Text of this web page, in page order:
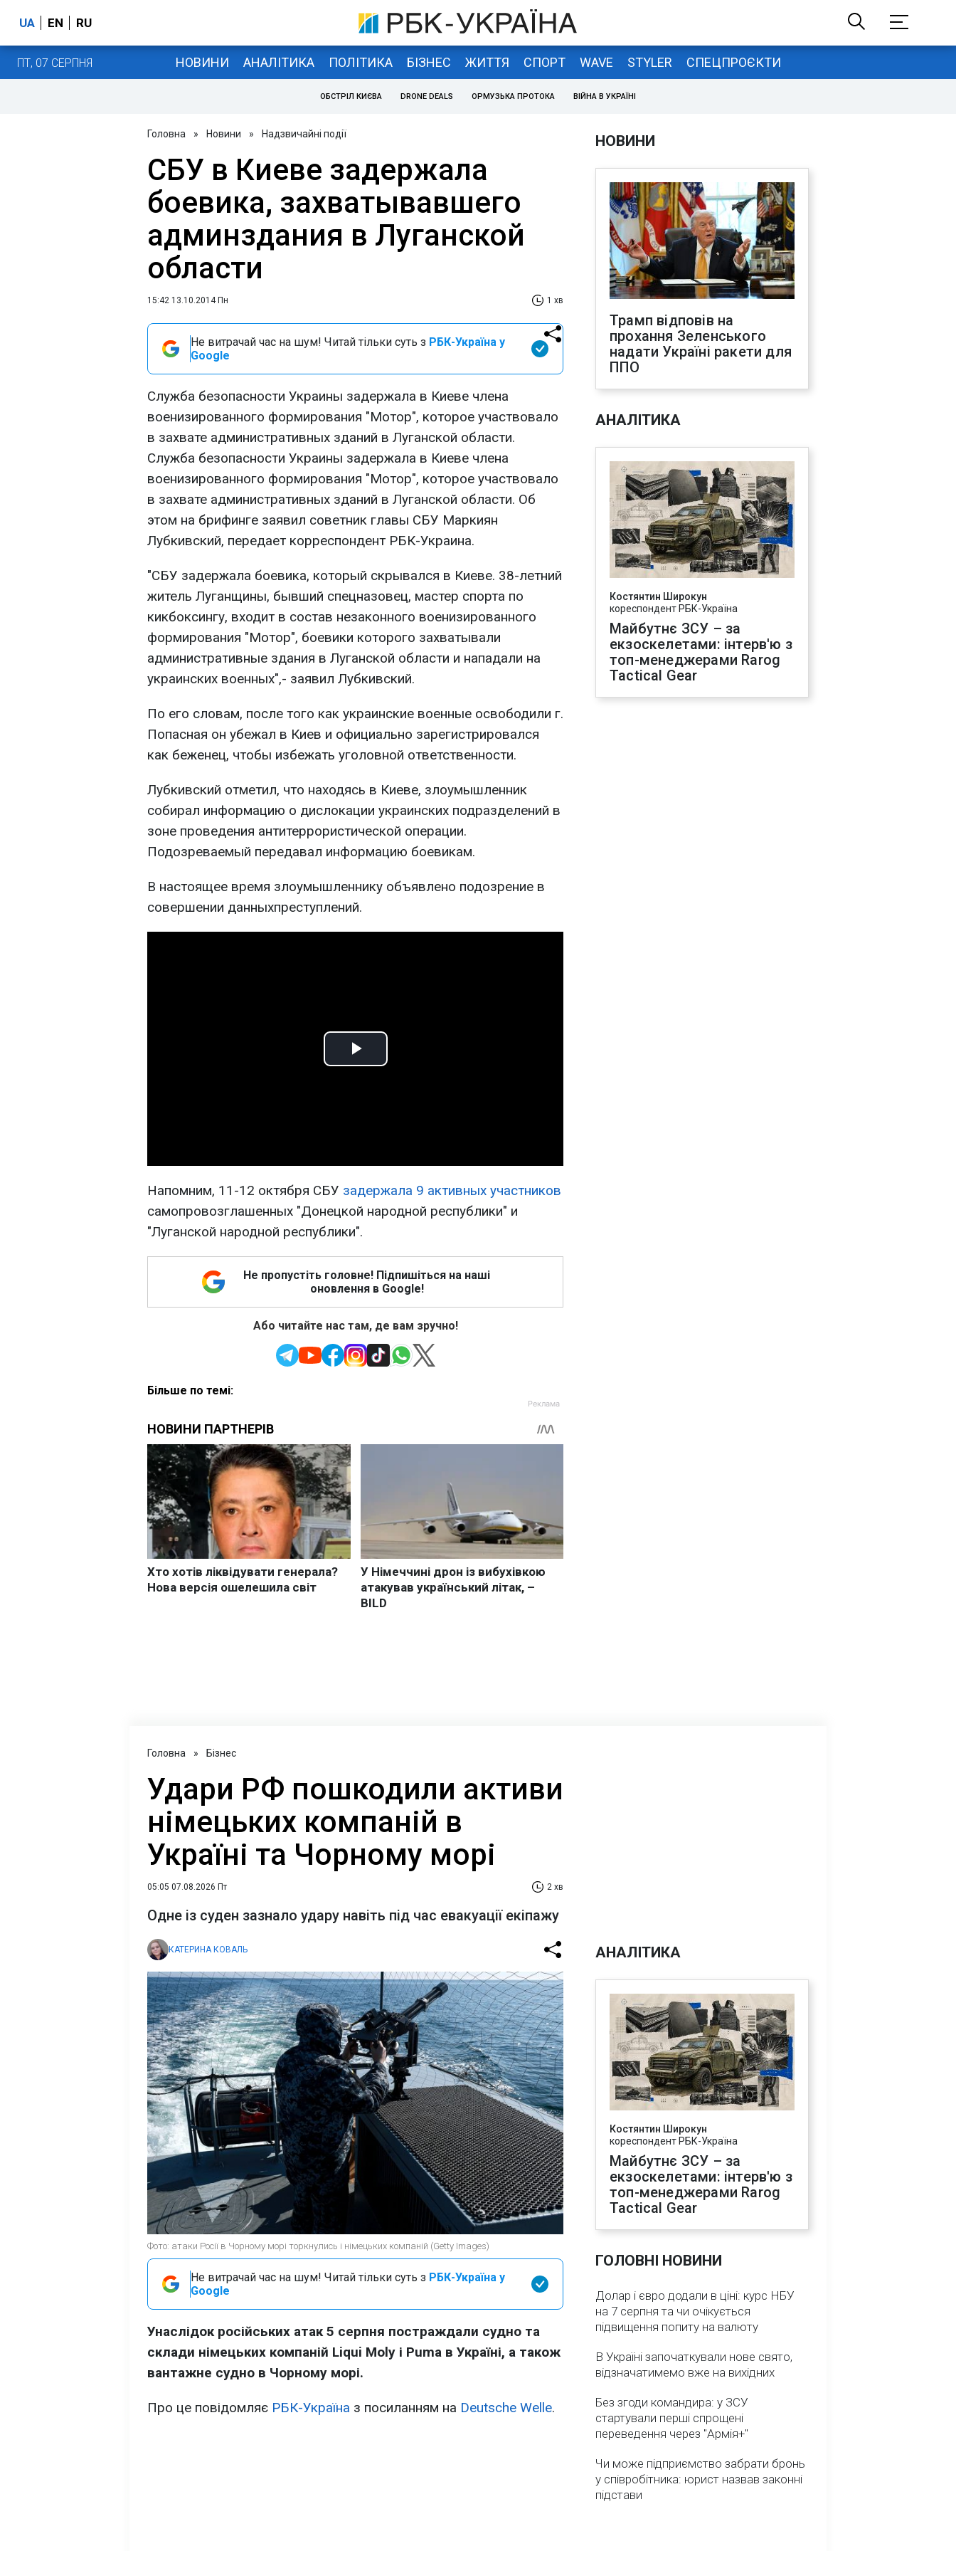
UA EN RU
ПТ, 07 СЕРПНЯ НОВИНИ АНАЛІТИКА ПОЛІТИКА БІЗНЕС ЖИТТЯ СПОРТ WAVE STYLER СПЕЦПРОЄКТИ
ОБСТРІЛ КИЄВА DRONE DEALS ОРМУЗЬКА ПРОТОКА ВІЙНА В УКРАЇНІ
Головна » Новини » Надзвичайні події
СБУ в Киеве задержала
боевика, захватывавшего
админздания в Луганской
области
15:42 13.10.2014 Пн 1 хв
Не витрачай час на шум! Читай тільки суть з РБК-Україна у
Google
Служба безопасности Украины задержала в Киеве члена
военизированного формирования "Мотор", которое участвовало
в захвате административных зданий в Луганской области.
Служба безопасности Украины задержала в Киеве члена
военизированного формирования "Мотор", которое участвовало
в захвате административных зданий в Луганской области. Об
этом на брифинге заявил советник главы СБУ Маркиян
Лубкивский, передает корреспондент РБК-Украина.
"СБУ задержала боевика, который скрывался в Киеве. 38-летний
житель Луганщины, бывший спецназовец, мастер спорта по
кикбоксингу, входит в состав незаконного военизированного
формирования "Мотор", боевики которого захватывали
административные здания в Луганской области и нападали на
украинских военных",- заявил Лубкивский.
По его словам, после того как украинские военные освободили г.
Попасная он убежал в Киев и официально зарегистрировался
как беженец, чтобы избежать уголовной ответственности.
Лубкивский отметил, что находясь в Киеве, злоумышленник
собирал информацию о дислокации украинских подразделений в
зоне проведения антитеррористической операции.
Подозреваемый передавал информацию боевикам.
В настоящее время злоумышленнику объявлено подозрение в
совершении данныхпреступлений.
Play
Напомним, 11-12 октября СБУ задержала 9 активных участников
самопровозглашенных "Донецкой народной республики" и
"Луганской народной республики".
Не пропустіть головне! Підпишіться на наші
оновлення в Google!
Або читайте нас там, де вам зручно!
Більше по темі:
НОВИНИ
Трамп відповів на
прохання Зеленського
надати Україні ракети для
ППО
АНАЛІТИКА
Костянтин Широкун
кореспондент РБК-Україна
Майбутнє ЗСУ – за
екзоскелетами: інтерв'ю з
топ-менеджерами Rarog
Tactical Gear
Головна » Бізнес
Удари РФ пошкодили активи
німецьких компаній в
Україні та Чорному морі
05:05 07.08.2026 Пт 2 хв
Одне із суден зазнало удару навіть під час евакуації екіпажу
КАТЕРИНА КОВАЛЬ
Фото: атаки Росії в Чорному морі торкнулись і німецьких компаній (Getty Images)
Не витрачай час на шум! Читай тільки суть з РБК-Україна у
Google
Унаслідок російських атак 5 серпня постраждали судно та
склади німецьких компаній Liqui Moly і Puma в Україні, а також
вантажне судно в Чорному морі.
Про це повідомляє РБК-Україна з посиланням на Deutsche Welle.
АНАЛІТИКА
Костянтин Широкун
кореспондент РБК-Україна
Майбутнє ЗСУ – за
екзоскелетами: інтерв'ю з
топ-менеджерами Rarog
Tactical Gear
ГОЛОВНІ НОВИНИ
Долар і євро додали в ціні: курс НБУ
на 7 серпня та чи очікується
підвищення попиту на валюту
В Україні започаткували нове свято,
відзначатимемо вже на вихідних
Без згоди командира: у ЗСУ
стартували перші спрощені
переведення через "Армія+"
Чи може підприємство забрати бронь
у співробітника: юрист назвав законні
підстави